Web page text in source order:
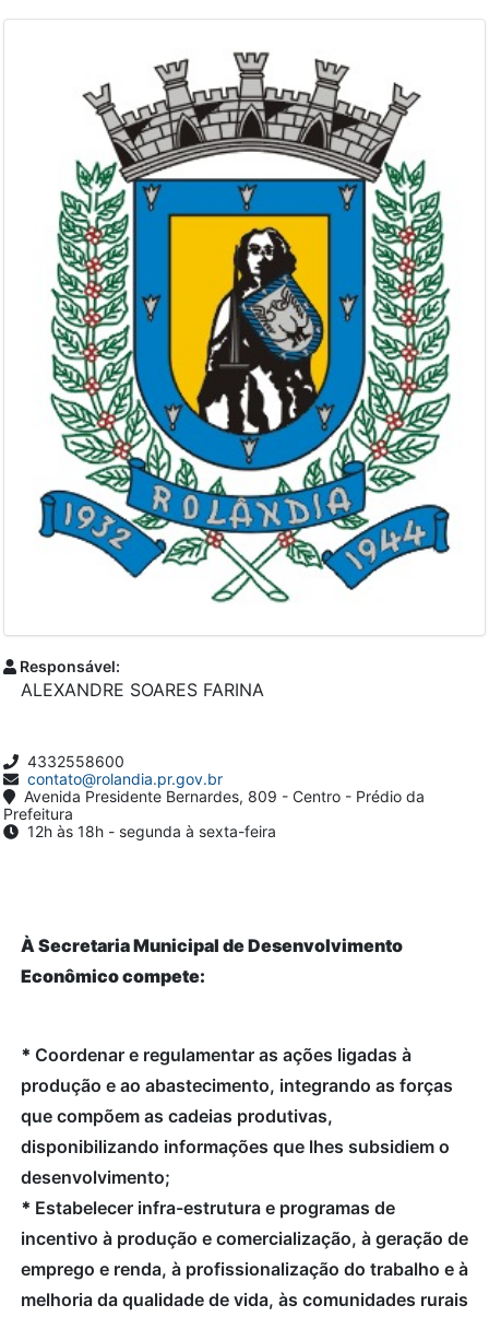
Responsável:
ALEXANDRE SOARES FARINA
4332558600
contato@rolandia.pr.gov.br
Avenida Presidente Bernardes, 809 - Centro - Prédio da
Prefeitura
12h às 18h - segunda à sexta-feira
À Secretaria Municipal de Desenvolvimento
Econômico compete:
* Coordenar e regulamentar as ações ligadas à
produção e ao abastecimento, integrando as forças
que compõem as cadeias produtivas,
disponibilizando informações que lhes subsidiem o
desenvolvimento;
* Estabelecer infra-estrutura e programas de
incentivo à produção e comercialização, à geração de
emprego e renda, à profissionalização do trabalho e à
melhoria da qualidade de vida, às comunidades rurais